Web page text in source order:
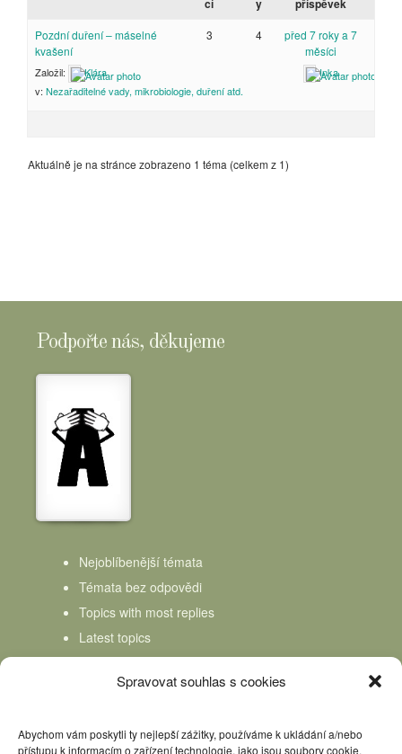
Spravovat souhlas s cookies
Abychom vám poskytli ty nejlepší zážitky, používáme k ukládání a/nebo
přístupu k informacím o zařízení technologie, jako jsou soubory cookie.
cí
y
příspěvek
Pozdní duření – máselné
kvašení
Založil:
Klára
v: Nezařaditelné vady, mikrobiologie, duření atd.
3 4
před 7 roky a 7
měsíci
Inka
Aktuálně je na stránce zobrazeno 1 téma (celkem z 1)
Podpořte nás, děkujeme
Nejoblíbenější témata
Témata bez odpovědi
Topics with most replies
Latest topics
Topics Freshness